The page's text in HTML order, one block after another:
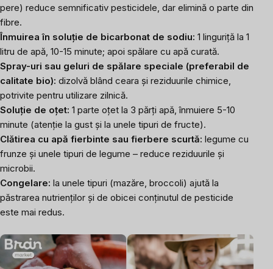
pere) reduce semnificativ pesticidele, dar elimină o parte din
fibre.
Înmuirea în soluție de bicarbonat de sodiu: 1 linguriță la 1
litru de apă, 10-15 minute; apoi spălare cu apă curată.
Spray-uri sau geluri de spălare speciale (preferabil de
calitate bio): dizolvă blând ceara și reziduurile chimice,
potrivite pentru utilizare zilnică.
Soluție de oțet: 1 parte oțet la 3 părți apă, înmuiere 5-10
minute (atenție la gust și la unele tipuri de fructe).
Clătirea cu apă fierbinte sau fierbere scurtă: legume cu
frunze și unele tipuri de legume – reduce reziduurile și
microbii.
Congelare: la unele tipuri (mazăre, broccoli) ajută la
păstrarea nutrienților și de obicei conținutul de pesticide
este mai redus.